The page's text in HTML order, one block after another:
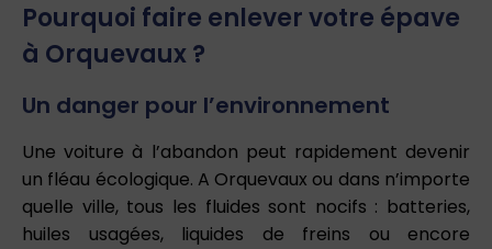
Pourquoi faire enlever votre épave
à Orquevaux ?
Un danger pour l’environnement
Une voiture à l’abandon peut rapidement devenir
un fléau écologique. A Orquevaux ou dans n’importe
quelle ville, tous les fluides sont nocifs : batteries,
huiles usagées, liquides de freins ou encore